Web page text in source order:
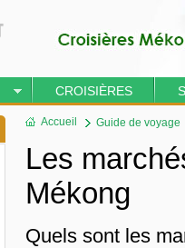
CROISIÈRES
Accueil Guide de voyage
Les
Mékong
Quels sont les